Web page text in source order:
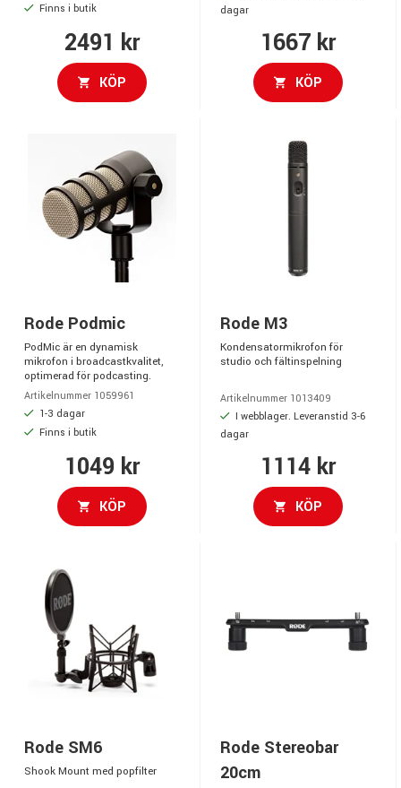
Finns i butik
2491 kr
KÖP
dagar
1667 kr
KÖP
Rode Podmic
PodMic är en dynamisk
mikrofon i broadcastkvalitet,
optimerad för podcasting.
Artikelnummer 1059961
1-3 dagar
Finns i butik
1049 kr
KÖP
Rode M3
Kondensatormikrofon för
studio och fältinspelning
Artikelnummer 1013409
I webblager. Leveranstid 3-6
dagar
1114 kr
KÖP
Rode SM6
Shook Mount med popfilter
Rode Stereobar
20cm